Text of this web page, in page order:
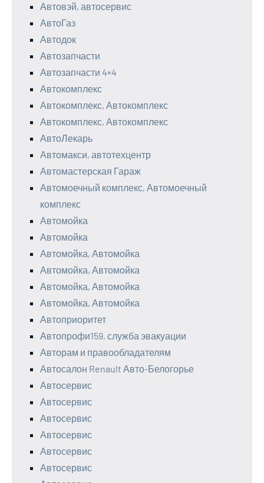
Автовэй, автосервис
АвтоГаз
Автодок
Автозапчасти
Автозапчасти 4×4
Автокомплекс
Автокомплекс, Автокомплекс
Автокомплекс, Автокомплекс
АвтоЛекарь
Автомакси, автотехцентр
Автомастерская Гараж
Автомоечный комплекс, Автомоечный
комплекс
Автомойка
Автомойка
Автомойка, Автомойка
Автомойка, Автомойка
Автомойка, Автомойка
Автомойка, Автомойка
Автоприоритет
Автопрофи159, служба эвакуации
Авторам и правообладателям
Автосалон Renault Авто-Белогорье
Автосервис
Автосервис
Автосервис
Автосервис
Автосервис
Автосервис